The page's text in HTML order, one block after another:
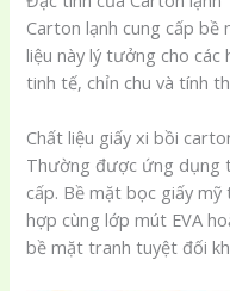
Carton lạnh cung cấp bề
liệu này lý tưởng cho
tinh tế, chỉn chu và tính
Chất liệu giấy xi bồi
Thường được ứng dụng
cấp. Bề mặt bọc giấy
hợp cùng lớp mút EVA
bề mặt tranh tuyệt đối